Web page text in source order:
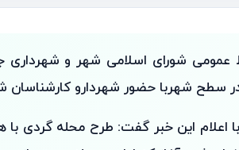
عمومی شورای اسلامی شهر و
سطح شهربا حضور شهردارو کارشناسان
اعلام این خبر گفت: طرح محله گردی